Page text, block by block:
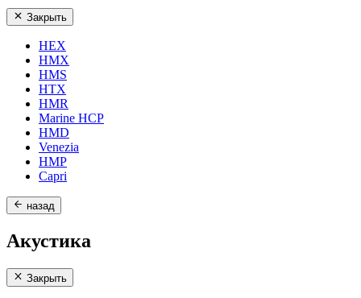
Закрыть
HEX
HMX
HMS
HTX
HMR
Marine HCP
HMD
Venezia
HMP
Capri
назад
Акустика
Закрыть